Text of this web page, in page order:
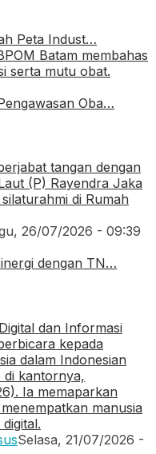
Peta Indust…
Oba…
26/07/2026 - 09:39
dengan TN…
Selasa, 21/07/2026 -